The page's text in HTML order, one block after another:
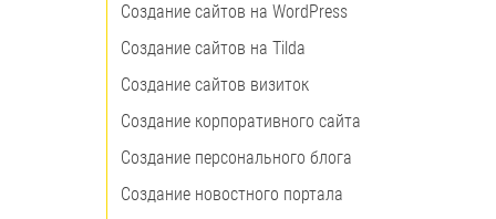
Создание сайтов на WordPress
Создание сайтов на Tilda
Создание сайтов визиток
Создание корпоративного сайта
Создание персонального блога
Создание новостного портала